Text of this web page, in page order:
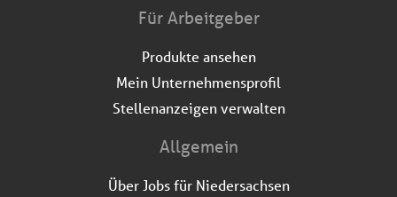
Für Arbeitgeber
Produkte ansehen
Mein Unternehmensprofil
Stellenanzeigen verwalten
Allgemein
Über Jobs für Niedersachsen